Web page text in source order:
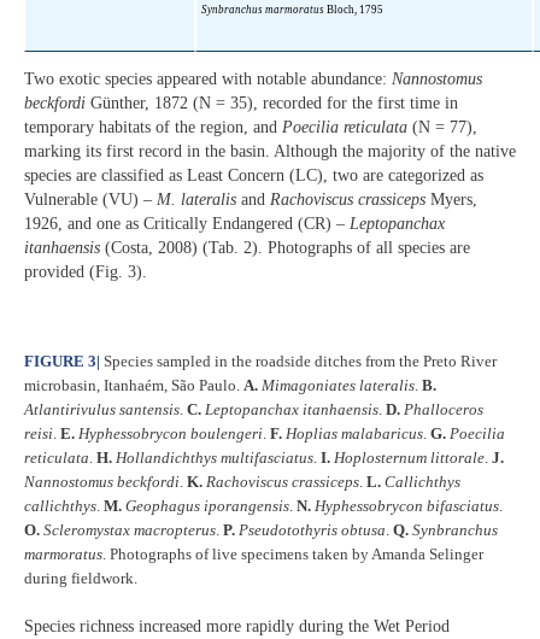
Synbranchus marmoratusBloch, 1795
Two exotic species appeared with notable abundance: Nannostomus
beckfordi Günther, 1872 (N = 35), recorded for the first time in
temporary habitats of the region, and Poecilia reticulata (N = 77),
marking its first record in the basin. Although the majority of the native
species are classified as Least Concern (LC), two are categorized as
Vulnerable (VU) – M. lateralis and Rachoviscus crassiceps Myers,
1926, and one as Critically Endangered (CR) – Leptopanchax
itanhaensis (Costa, 2008) (Tab. 2). Photographs of all species are
provided (Fig. 3).
FIGURE 3| Species sampled in the roadside ditches from the Preto River
microbasin, Itanhaém, São Paulo. A. Mimagoniates lateralis. B.
Atlantirivulus santensis. C. Leptopanchax itanhaensis. D. Phalloceros
reisi. E. Hyphessobrycon boulengeri. F. Hoplias malabaricus. G. Poecilia
reticulata. H. Hollandichthys multifasciatus. I. Hoplosternum littorale. J.
Nannostomus beckfordi. K. Rachoviscus crassiceps. L. Callichthys
callichthys. M. Geophagus iporangensis. N. Hyphessobrycon bifasciatus.
O. Scleromystax macropterus. P. Pseudotothyris obtusa. Q. Synbranchus
marmoratus. Photographs of live specimens taken by Amanda Selinger
during fieldwork.
Species richness increased more rapidly during the Wet Period